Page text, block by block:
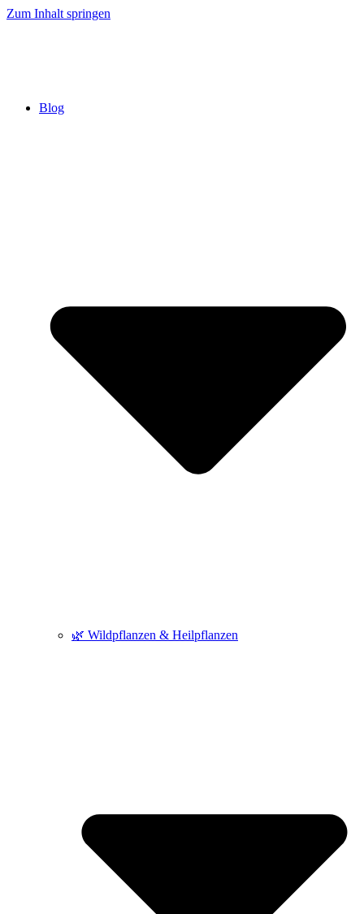
Zum Inhalt springen
Blog
🌿 Wildpflanzen & Heilpflanzen